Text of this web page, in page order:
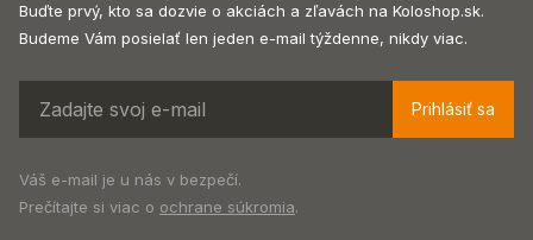
Buďte prvý, kto sa dozvie o akciách a zľavách na Koloshop.sk.
Budeme Vám posielať len jeden e-mail týždenne, nikdy viac.
Prihlásiť sa
Váš e-mail je u nás v bezpečí.
Prečítajte si viac o ochrane súkromia.